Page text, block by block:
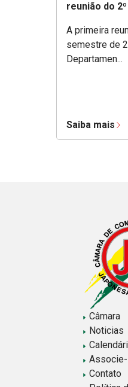
reunião do
A primeira
semestre de
Departamen...
Saiba mais
Câmara
Noticias
Contato